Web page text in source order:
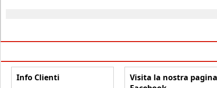
Info Clienti
Visita la nostra pagina